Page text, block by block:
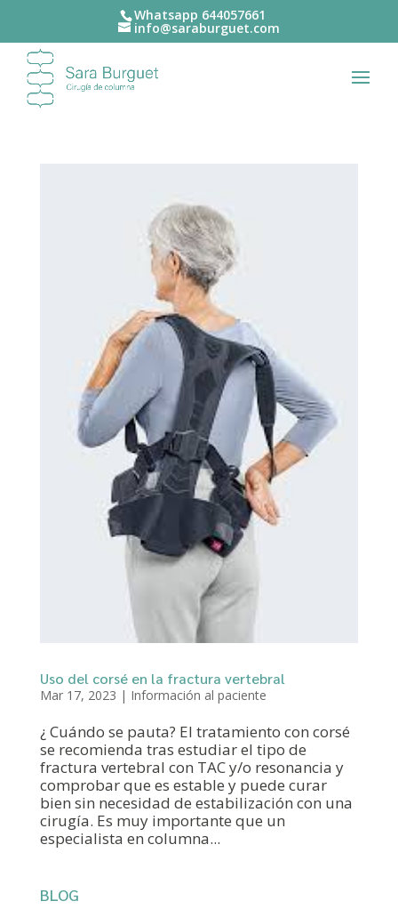
Whatsapp 644057661‬
info@saraburguet.com
Uso del corsé en la fractura vertebral
Mar 17, 2023 | Información al paciente
¿ Cuándo se pauta? El tratamiento con corsé
se recomienda tras estudiar el tipo de
fractura vertebral con TAC y/o resonancia y
comprobar que es estable y puede curar
bien sin necesidad de estabilización con una
cirugía. Es muy importante que un
especialista en columna...
BLOG